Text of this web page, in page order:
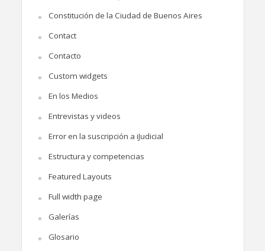
Constitución de la Ciudad de Buenos Aires
Contact
Contacto
Custom widgets
En los Medios
Entrevistas y videos
Error en la suscripción a iJudicial
Estructura y competencias
Featured Layouts
Full width page
Galerías
Glosario